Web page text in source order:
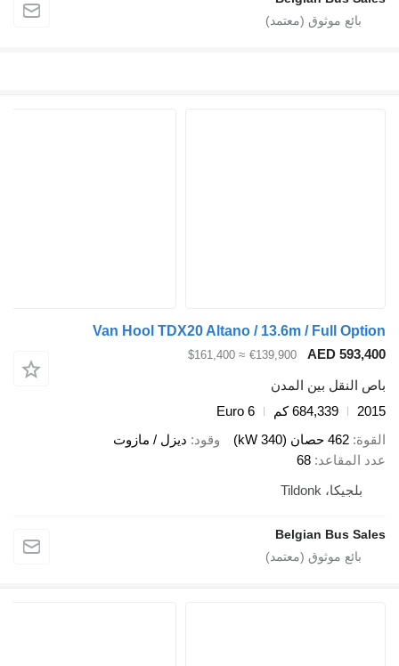
Van Hool TDX20 Altano / 13.6m / Full Option
AED 593,400
€139,900
≈ $161,400
باص النقل بين المدن
2015
684,339 كم
Euro 6
القوة 462 حصان (340 kW) وقود ديزل / مازوت
عدد المقاعد 68
بلجيكا، Tildonk
Belgian Bus Sales